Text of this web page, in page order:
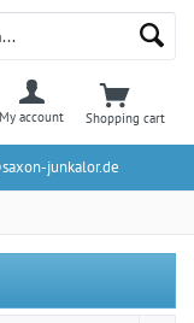
Shopping cart
My account
junkalor.de